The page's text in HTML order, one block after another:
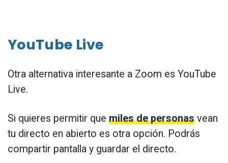
YouTube Live
Otra alternativa interesante a Zoom es YouTube
Live.
Si quieres permitir que miles de personas vean
tu directo en abierto es otra opción. Podrás
compartir pantalla y guardar el directo.